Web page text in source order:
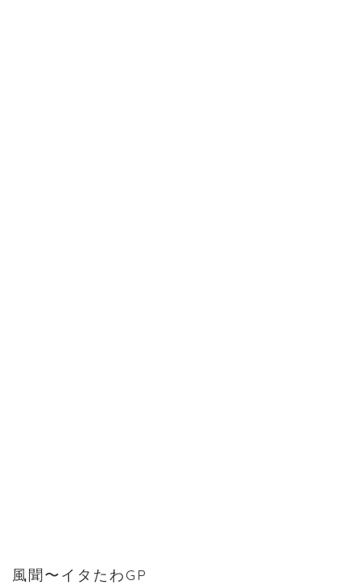
風聞〜イタたわGP